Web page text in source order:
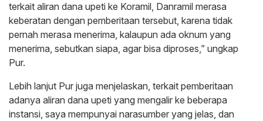
terkait aliran dana upeti ke Koramil, Danramil merasa
keberatan dengan pemberitaan tersebut, karena tidak
pernah merasa menerima, kalaupun ada oknum yang
menerima, sebutkan siapa, agar bisa diproses,” ungkap
Pur.
Lebih lanjut Pur juga menjelaskan, terkait pemberitaan
adanya aliran dana upeti yang mengalir ke beberapa
instansi, saya mempunyai narasumber yang jelas, dan